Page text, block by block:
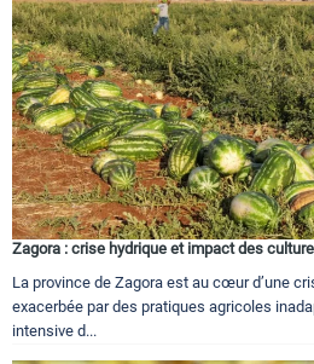
Zagora : crise hydrique et impact des
La province de Zagora est au cœur d’une
exacerbée par des pratiques agricoles
intensive d...